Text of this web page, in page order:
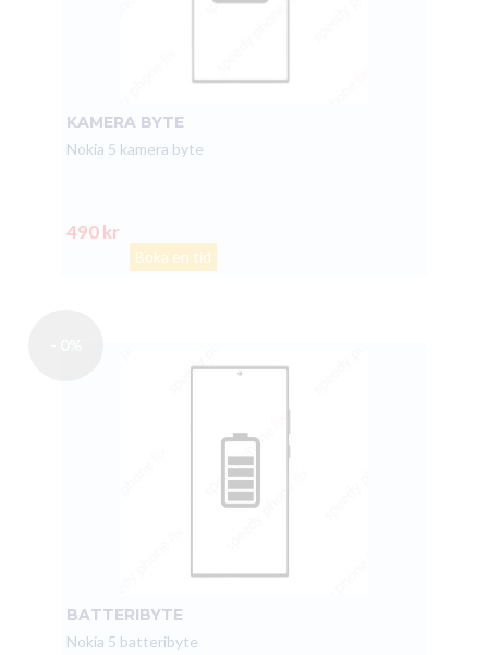
KAMERA BYTE
Nokia 5 kamera byte
490 kr
Boka en tid
BATTERIBYTE
Nokia 5 batteribyte